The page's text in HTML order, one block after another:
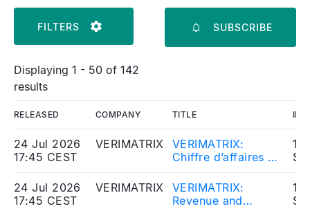
SUBSCRIBE
FILTERS
Displaying 1 - 50 of 142
results
RELEASED COMPANY TITLE
24 Jul 2026
17:45 CEST
VERIMATRIX
VERIMATRIX:
Chiffre d’affaires et
du 1er semestre
2026
24 Jul 2026
17:45 CEST
VERIMATRIX
VERIMATRIX:
Revenue and